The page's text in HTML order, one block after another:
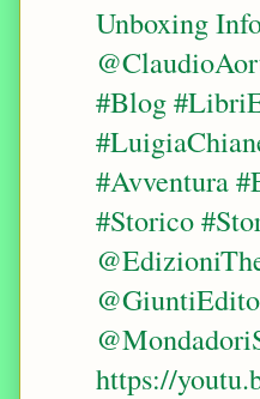
Unboxing
#Blog
#Avventura
#Storico
https://